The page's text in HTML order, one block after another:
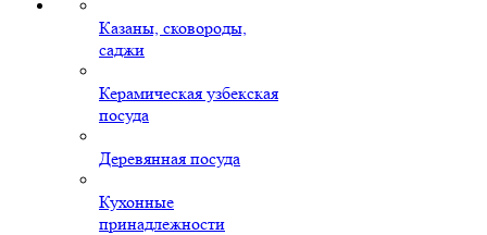
Казаны, сковороды,
саджи
Керамическая узбекская
посуда
Деревянная посуда
Кухонные
принадлежности